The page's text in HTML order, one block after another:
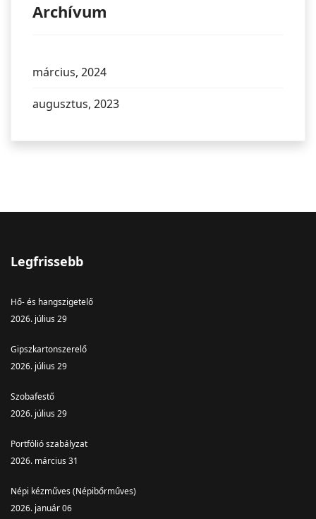
Archívum
március, 2024
augusztus, 2023
Legfrissebb
Hő- és hangszigetelő
2026. július 29
Gipszkartonszerelő
2026. július 29
Szobafestő
2026. július 29
Portfólió szabályzat
2026. március 31
Népi kézműves (Népibőrműves)
2026. január 06